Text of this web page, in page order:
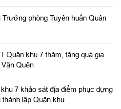
phòng Tuyên huấn Quân
Quân khu 7 thăm, tặng quà gia
Quên
7 khảo sát địa điểm phục dựng
lập Quân khu